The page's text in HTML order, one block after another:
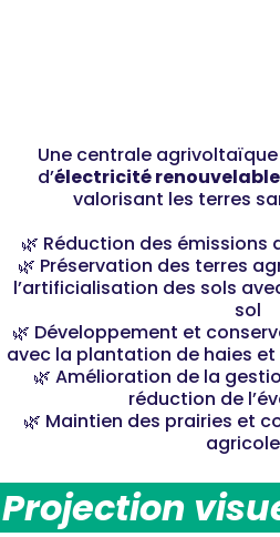
Une centrale
d’électricité renouvelable
valorisant les terres
🌿 Réduction des émissions
🌿 Préservation des terres
l’artificialisation des sols
sol
🌿 Développement et
avec la plantation de haies
🌿 Amélioration de la
réduction de
🌿 Maintien des prairies et
Projection